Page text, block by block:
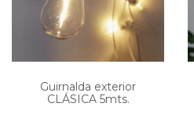
Guirnalda exterior
CLÁSICA 5mts.